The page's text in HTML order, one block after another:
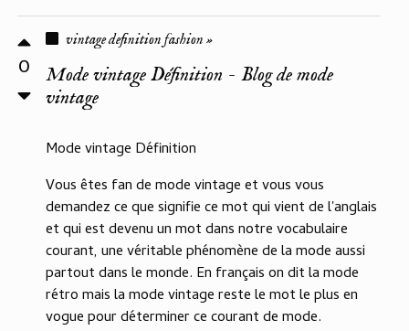
0
vintage definition fashion »
Mode vintage Définition - Blog de mode
vintage
Mode vintage Définition
Vous êtes fan de mode vintage et vous vous
demandez ce que signifie ce mot qui vient de l'anglais
et qui est devenu un mot dans notre vocabulaire
courant, une véritable phénomène de la mode aussi
partout dans le monde. En français on dit la mode
rétro mais la mode vintage reste le mot le plus en
vogue pour déterminer ce courant de mode.